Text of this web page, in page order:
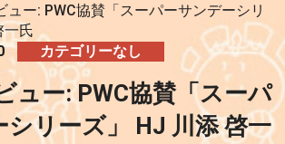
ュー: PWC協賛「スーパーサンデーシリ
一氏
カテゴリーなし
ュー: PWC協賛「スーパ
シリーズ」 HJ 川添 啓一